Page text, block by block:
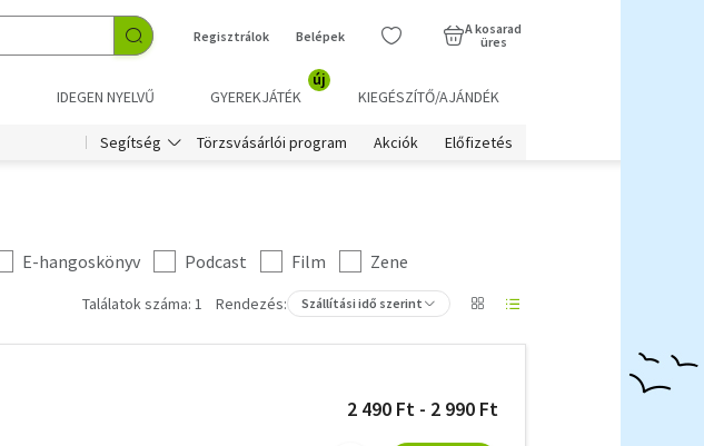
Regisztrálok Belépek
A kosarad
üres
IDEGEN NYELVŰ GYEREKJÁTÉK
új
KIEGÉSZÍTŐ/AJÁNDÉK
Segítség Törzsvásárlói program Akciók Előfizetés
E-hangoskönyv Podcast Film
Zene
Találatok száma: 1 Rendezés: Szállítási idő szerint
2 490 Ft - 2 990 Ft